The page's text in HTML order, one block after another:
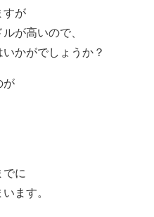
すが
が高いので、
かがでしょうか？
が
でに
ます。